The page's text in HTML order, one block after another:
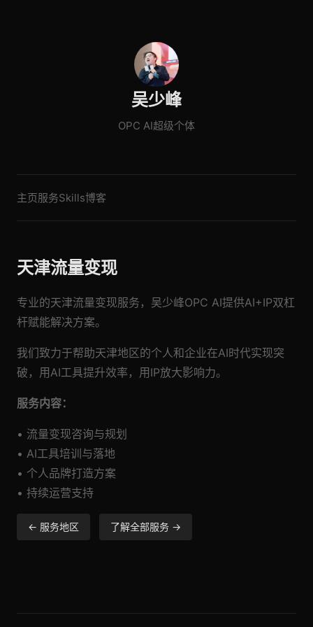
吴少峰
OPC AI超级个体
主页服务Skills博客
天津流量变现
专业的天津流量变现服务，吴少峰OPC AI提供AI+IP双杠
杆赋能解决方案。
我们致力于帮助天津地区的个人和企业在AI时代实现突
破，用AI工具提升效率，用IP放大影响力。
服务内容：
• 流量变现咨询与规划
• AI工具培训与落地
• 个人品牌打造方案
• 持续运营支持
← 服务地区 了解全部服务 →